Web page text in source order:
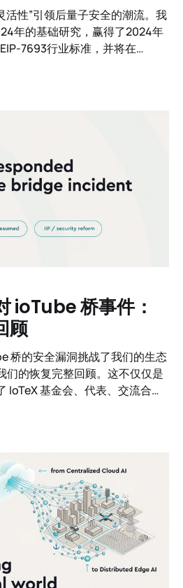
活性”引领后量子安全的潮流。我
年的基础研究，赢得了2024年
7693行业标准，并将在
转向今天提供现实世界、向后
ioTube 桥事件：
顾
桥的安全漏洞挑战了我们的生态
们的恢复完整回顾。这不仅仅是
IoTeX 基金会、代表、交流合作
您应得的透明度。